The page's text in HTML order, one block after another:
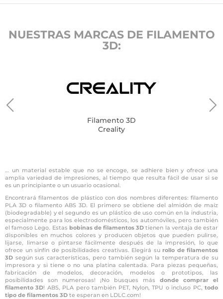
NUESTRAS MARCAS DE FILAMENTO
3D:
Filamento 3D
Creality
… un material estable que no se encoge, se adhiere bien y ofrece una
amplia variedad de impresiones, al tiempo que resulta fácil de usar si se
es un principiante o un usuario ocasional.
Encontrará filamentos de plástico con dos nombres diferentes: filamento
PLA 3D o filamento ABS 3D. El primero se obtiene del almidón de maíz
(biodegradable) y el segundo es un plástico de uso común en la industria,
especialmente para los electrodomésticos, los automóviles, pero también
el famoso Lego. Estas bobinas de filamentos 3Dtienen la ventaja de estar
disponibles en muchos colores y producen objetos que pueden pulirse,
lijarse, limarse o pintarse fácilmente después de la impresión, lo que
ofrece un sinfín de posibilidades creativas. Elegirá su rollo de filamentos
3D según sus características, pero también según la temperatura de su
impresora y si tiene o no una platina calentada. Para piezas pequeñas,
fabricación de modelos, decoración, modelos o prototipos, las
posibilidades son numerosas! ¡No busques más donde comprar el
filamento 3D! ABS, PLA pero también PET, Nylon, TPU o incluso PC,todo
tipo de filamentos 3D te esperan en LDLC.com!